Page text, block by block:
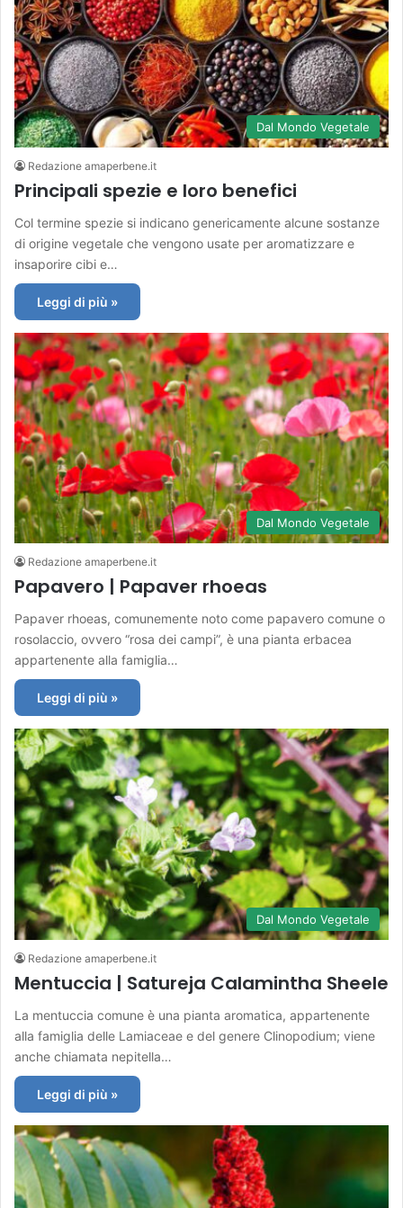
Dal Mondo Vegetale
Redazione amaperbene.it
Principali spezie e loro benefici
Col termine spezie si indicano genericamente alcune sostanze
di origine vegetale che vengono usate per aromatizzare e
insaporire cibi e…
Leggi di più »
Dal Mondo Vegetale
Redazione amaperbene.it
Papavero | Papaver rhoeas
Papaver rhoeas, comunemente noto come papavero comune o
rosolaccio, ovvero “rosa dei campi”, è una pianta erbacea
appartenente alla famiglia…
Leggi di più »
Dal Mondo Vegetale
Redazione amaperbene.it
Mentuccia | Satureja Calamintha Sheele
La mentuccia comune è una pianta aromatica, appartenente
alla famiglia delle Lamiaceae e del genere Clinopodium; viene
anche chiamata nepitella…
Leggi di più »